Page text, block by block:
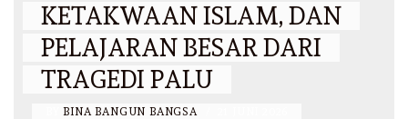
KETAKWAAN ISLAM, DAN
PELAJARAN BESAR DARI
TRAGEDI PALU
BINA BANGUN BANGSA